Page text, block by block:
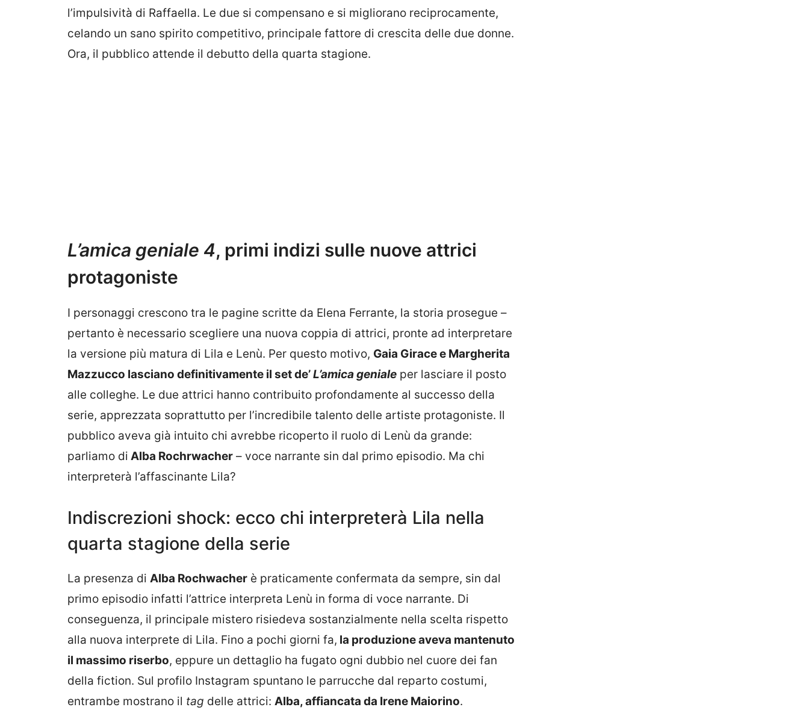
l’impulsività di Raffaella. Le due si compensano e si migliorano reciprocamente,
celando un sano spirito competitivo, principale fattore di crescita delle due donne.
Ora, il pubblico attende il debutto della quarta stagione.
L’amica geniale 4, primi indizi sulle nuove attrici
protagoniste
I personaggi crescono tra le pagine scritte da Elena Ferrante, la storia prosegue –
pertanto è necessario scegliere una nuova coppia di attrici, pronte ad interpretare
la versione più matura di Lila e Lenù. Per questo motivo, Gaia Girace e Margherita
Mazzucco lasciano definitivamente il set de’L’amica geniale per lasciare il posto
alle colleghe. Le due attrici hanno contribuito profondamente al successo della
serie, apprezzata soprattutto per l’incredibile talento delle artiste protagoniste. Il
pubblico aveva già intuito chi avrebbe ricoperto il ruolo di Lenù da grande:
parliamo di Alba Rochrwacher – voce narrante sin dal primo episodio. Ma chi
interpreterà l’affascinante Lila?
Indiscrezioni shock: ecco chi interpreterà Lila nella
quarta stagione della serie
La presenza di Alba Rochwacher è praticamente confermata da sempre, sin dal
primo episodio infatti l’attrice interpreta Lenù in forma di voce narrante. Di
conseguenza, il principale mistero risiedeva sostanzialmente nella scelta rispetto
alla nuova interprete di Lila. Fino a pochi giorni fa, la produzione aveva mantenuto
il massimo riserbo, eppure un dettaglio ha fugato ogni dubbio nel cuore dei fan
della fiction. Sul profilo Instagram spuntano le parrucche dal reparto costumi,
entrambe mostrano il tag delle attrici: Alba, affiancata da Irene Maiorino.